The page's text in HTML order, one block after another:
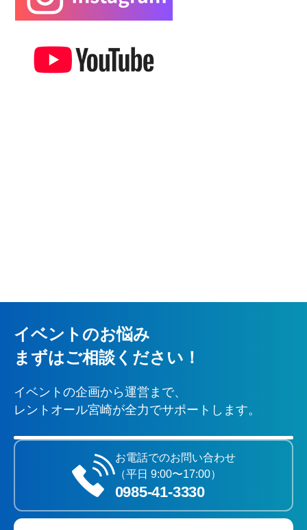
イベントのお悩み
まずはご相談ください！
イベントの企画から運営まで、
レントオール宮崎が全力でサポートします。
お電話でのお問い合わせ
（平日 9:00〜17:00）
0985‐41‐3330